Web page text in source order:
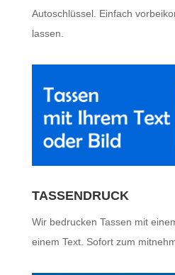
Autoschlüssel. Einfach
lassen.
TASSENDRUCK
Wir bedrucken Tassen mit
einem Text. Sofort zum